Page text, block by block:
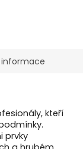
kteří
prvky